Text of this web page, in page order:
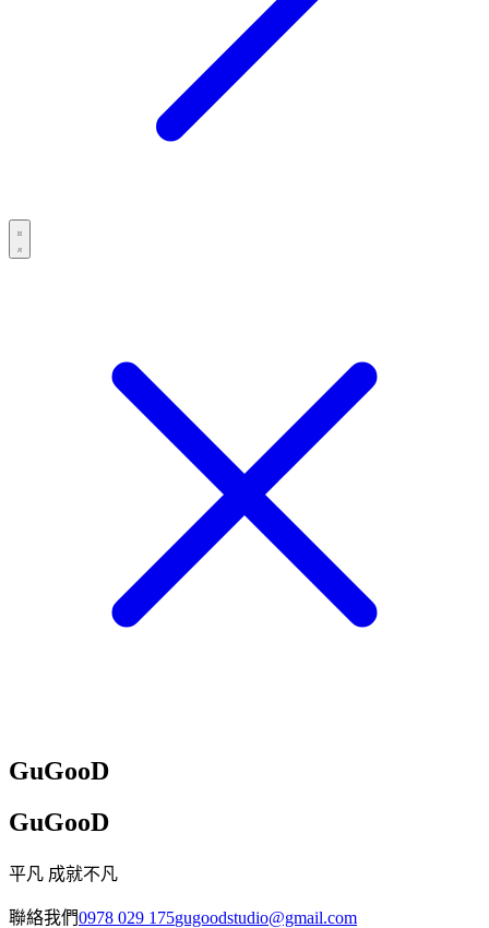
GuGooD
GuGooD
平凡 成就不凡
聯絡我們0978 029 175gugoodstudio@gmail.com